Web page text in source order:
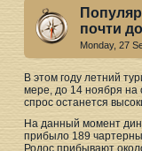
почти
Monday, 27
В этом году летний
мере, до 14 ноября на
спрос останется
На данный момент
прибыло 189
Родос прибывают